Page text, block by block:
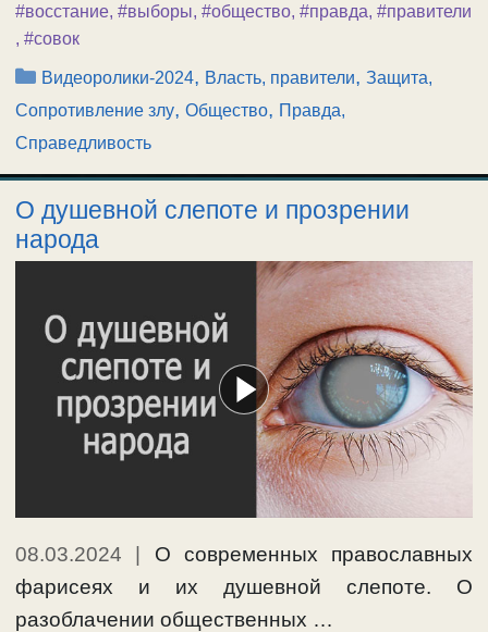
#восстание, #выборы, #общество, #правда, #правители
, #совок
Рубрики
Видеоролики-2024, Власть, правители,Защита,
Сопротивление злу, Общество, Правда,
Справедливость
О душевной слепоте и прозрении
народа
08.03.2024 | О современных православных
фарисеях и их душевной слепоте. О
разоблачении общественных …